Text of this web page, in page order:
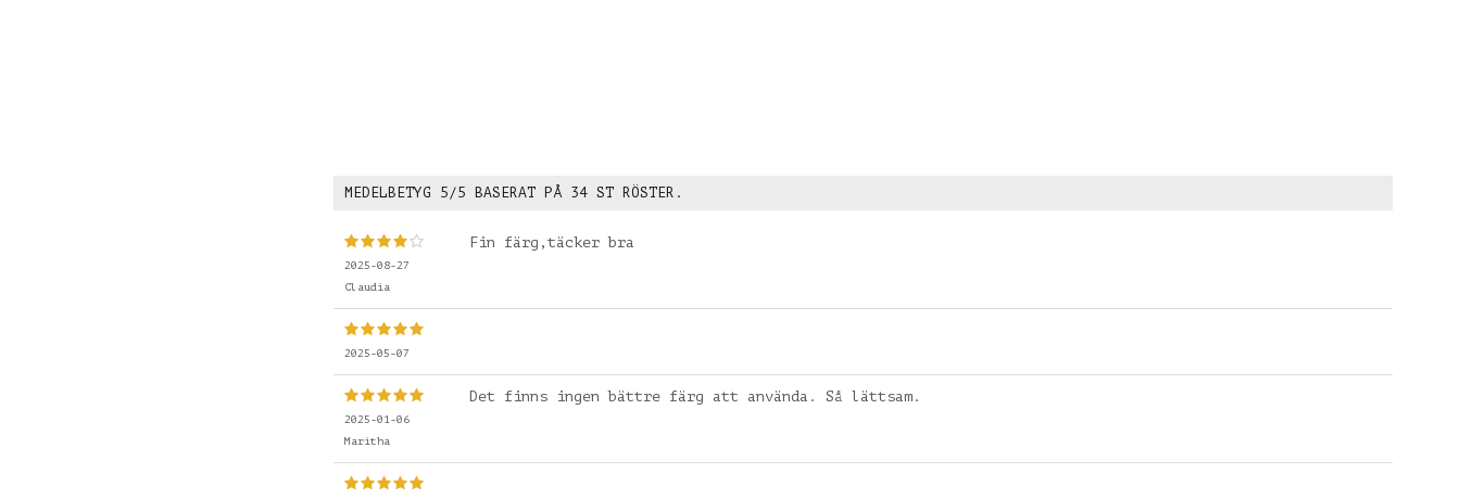
MEDELBETYG 5 /5 BASERAT PÅ 34 ST RÖSTER.
2025-08-27
Claudia
Fin färg,täcker bra
2025-05-07
2025-01-06
Maritha
Det finns ingen bättre färg att använda. Så lättsam.